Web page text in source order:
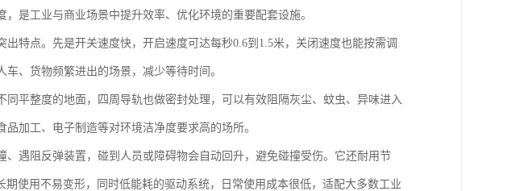
是工业与商业场景中提升效率、优化环境的重要配套设施。
特点。先是开关速度快，开启速度可达每秒0.6到1.5米，关闭速度也能按需调
、货物频繁进出的场景，减少等待时间。
平整度的地面，四周导轨也做密封处理，可以有效阻隔灰尘、蚊虫、异味进入
加工、电子制造等对环境洁净度要求高的场所。
遇阻反弹装置，碰到人员或障碍物会自动回升，避免碰撞受伤。它还耐用节
使用不易变形，同时低能耗的驱动系统，日常使用成本很低，适配大多数工业